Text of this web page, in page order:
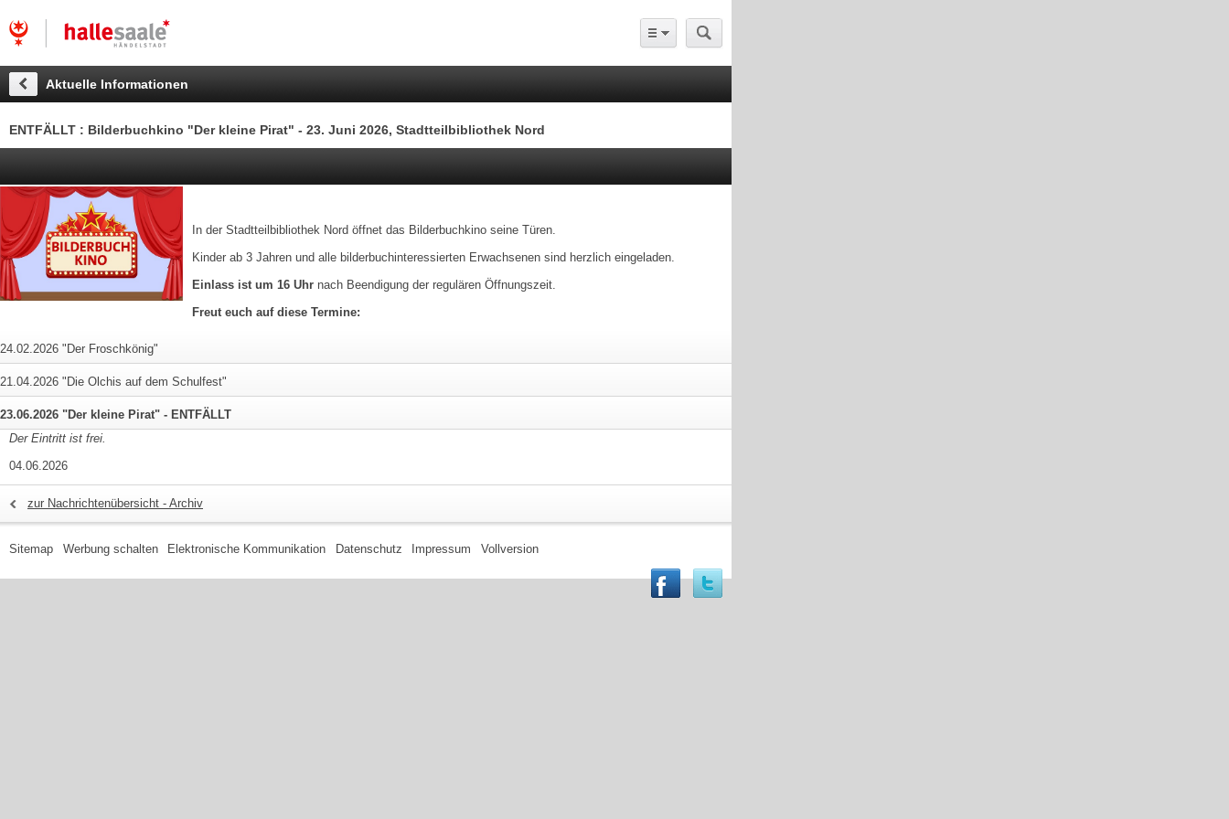
Aktuelle Informationen
ENTFÄLLT : Bilderbuchkino "Der kleine Pirat" - 23. Juni 2026, Stadtteilbibliothek Nord
In der Stadtteilbibliothek Nord öffnet das Bilderbuchkino seine Türen.
Kinder ab 3 Jahren und alle bilderbuchinteressierten Erwachsenen sind herzlich eingeladen.
Einlass ist um 16 Uhr nach Beendigung der regulären Öffnungszeit.
Freut euch auf diese Termine:
24.02.2026 "Der Froschkönig"
21.04.2026 "Die Olchis auf dem Schulfest"
23.06.2026 "Der kleine Pirat" - ENTFÄLLT
Der Eintritt ist frei.
04.06.2026
zur Nachrichtenübersicht - Archiv
Sitemap Werbung schalten Elektronische Kommunikation Datenschutz Impressum Vollversion